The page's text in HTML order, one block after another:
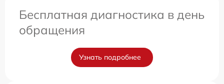
Бесплатная диагностика в день
обращения
Узнать подробнее